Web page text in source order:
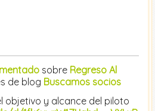
sobre Regreso Al
de blog Buscamos socios
objetivo y alcance del piloto